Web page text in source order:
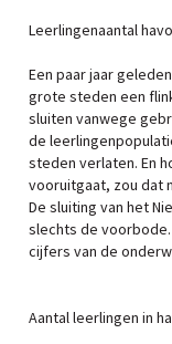
Leerlingenaantal
Een paar jaar
grote steden een
sluiten vanwege
de
steden verlaten. En
vooruitgaat, zou dat
De sluiting van het
slechts de
cijfers van de
Aantal leerlingen in